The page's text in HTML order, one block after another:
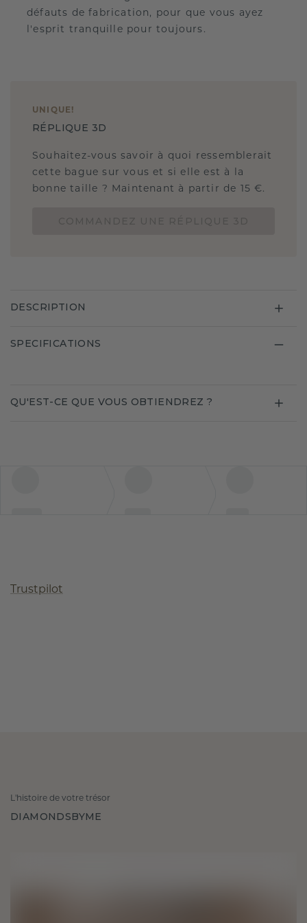
défauts de fabrication, pour que vous ayez
l'esprit tranquille pour toujours.
UNIQUE !
RÉPLIQUE 3D
Souhaitez-vous savoir à quoi ressemblerait
cette bague sur vous et si elle est à la
bonne taille ? Maintenant à partir de 15 €.
DESCRIPTION
SPECIFICATIONS
QU'EST-CE QUE VOUS OBTIENDREZ ?
Trustpilot
L'histoire de votre trésor
DIAMONDSBYME